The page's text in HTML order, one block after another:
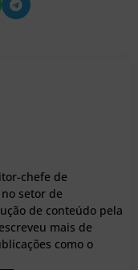
chefe de
setor de
de conteúdo pela
mais de
como o